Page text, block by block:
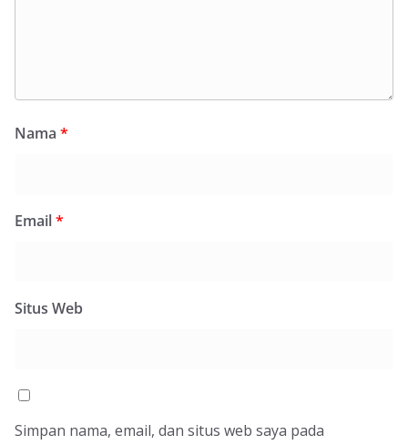
Nama *
Email*
Situs Web
Simpan nama, email, dan situs web saya pada